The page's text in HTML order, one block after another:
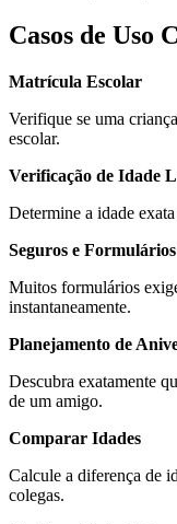
Casos de Uso
Matrícula Escolar
Verifique se uma
escolar.
Verificação de Idade
Determine a idade
Seguros e Formulários
Muitos formulários
instantaneamente.
Planejamento de
Descubra exatamente
de um amigo.
Comparar Idades
Calcule a diferença de
colegas.